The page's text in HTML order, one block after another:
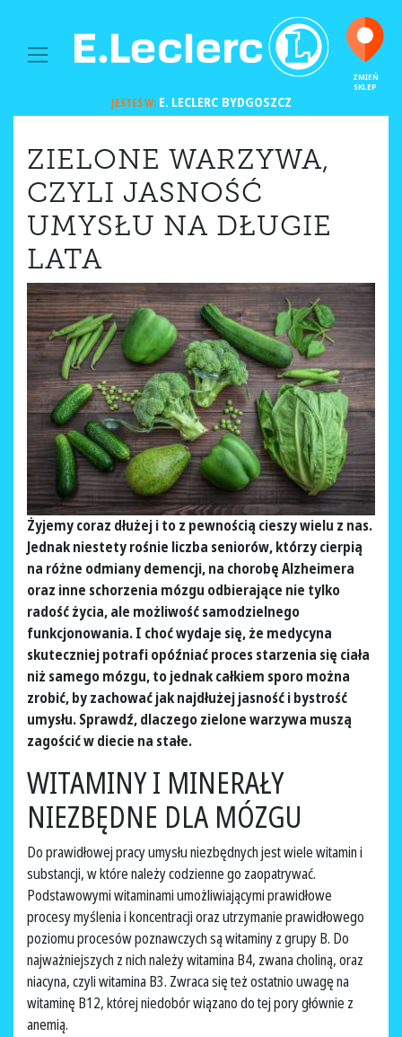
MAIN NAVIGATION
ZMIEŃ
SKLEP
JESTEŚ W:E. LECLERC BYDGOSZCZ
ZIELONE WARZYWA,
CZYLI JASNOŚĆ
UMYSŁU NA DŁUGIE
LATA
Żyjemy coraz dłużej i to z pewnością cieszy wielu z nas.
Jednak niestety rośnie liczba seniorów, którzy cierpią
na różne odmiany demencji, na chorobę Alzheimera
oraz inne schorzenia mózgu odbierające nie tylko
radość życia, ale możliwość samodzielnego
funkcjonowania. I choć wydaje się, że medycyna
skuteczniej potrafi opóźniać proces starzenia się ciała
niż samego mózgu, to jednak całkiem sporo można
zrobić, by zachować jak najdłużej jasność i bystrość
umysłu. Sprawdź, dlaczego zielone warzywa muszą
zagościć w diecie na stałe.
WITAMINY I MINERAŁY
NIEZBĘDNE DLA MÓZGU
Do prawidłowej pracy umysłu niezbędnych jest wiele witamin i
substancji, w które należy codzienne go zaopatrywać.
Podstawowymi witaminami umożliwiającymi prawidłowe
procesy myślenia i koncentracji oraz utrzymanie prawidłowego
poziomu procesów poznawczych są witaminy z grupy B. Do
najważniejszych z nich należy witamina B4, zwana choliną, oraz
niacyna, czyli witamina B3. Zwraca się też ostatnio uwagę na
witaminę B12, której niedobór wiązano do tej pory głównie z
anemią.